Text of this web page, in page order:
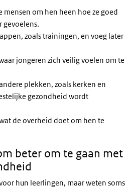
mensen om hen heen hoe ze goed
gevoelens.
zoals trainingen, en voeg later
jongeren zich veilig voelen om te
plekken, zoals kerken en
gezondheid wordt
de overheid doet om hen te
beter om te gaan met
hun leerlingen, maar weten soms